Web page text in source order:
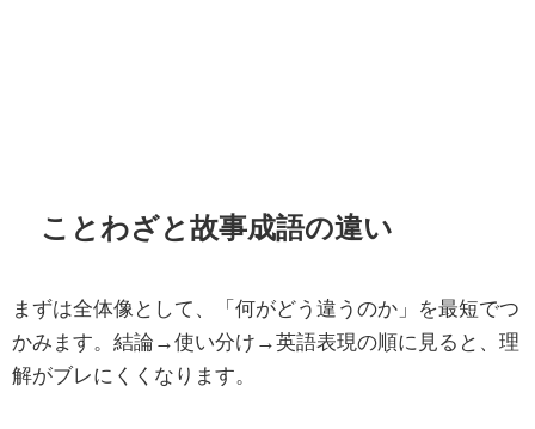
ことわざと故事成語の違い
まずは全体像として、「何がどう違うのか」を最短でつ
かみます。結論→使い分け→英語表現の順に見ると、理
解がブレにくくなります。